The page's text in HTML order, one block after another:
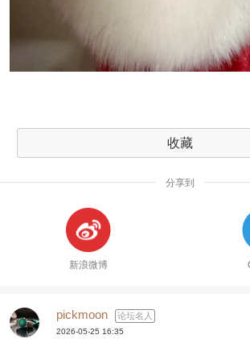
收藏
分享到
新浪微博
pickmoon 论坛名人
2026-05-25 16:35